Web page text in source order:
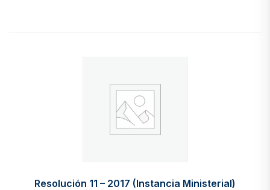
Resolución 11 – 2017 (Instancia Ministerial)